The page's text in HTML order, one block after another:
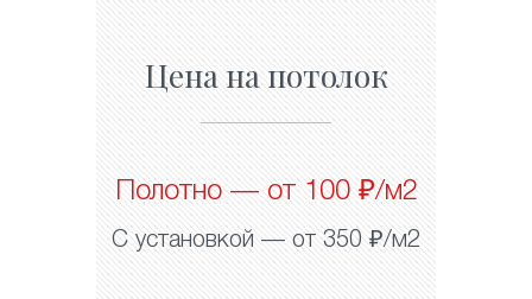
Цена на потолок
Полотно — от 100 ₽/м2
С установкой — от 350 ₽/м2